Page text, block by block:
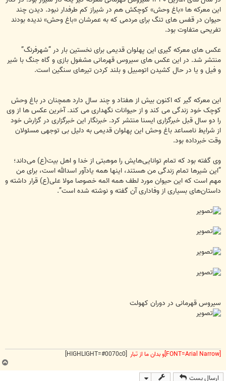
این معرکه ها «باغ وحش» کوچکش هم در شیراز کم طرفدار نبود. دیدن چند
حیوان در قفس های تنگ برای مردمی که به عمرشان «باغ وحش» ندیده بودند
تفریحی متفاوت بود.
عکس های معرکه گیری این پهلوان قدیمی برای نخستین بار در “شهرفرنگ”
منتشر شد. در این عکس های سیروس قهرمانی مشغول بازی و گاه جنگ با شیر
و فیل و یا در حال کشیدن اتومبیل و بلند کردن تیرهای سنگین است.
این معرکه گیر که اکنون بیش از هفتاد و چند سال دارد همچنان در باغ وحش
کوچک خود زندگی می کند و از حیوانات نگهداری می کند. آخرین عکس ها از وی
را دو سال قبل خبرگزاری ایسنا منتشر کرد. خبرنگار این خبرگزاری در گزارش خود
از شرایط نامساعد باغ وحش این پهلوان قدیمی به دلیل بی توجهی مسئولان
وقت خبرداده بود.
وی گفته بود که تمام توانایی‌هایش را موهبتی از خدا و اهل بیت(ع) می‌داند؛
“این شیرها تمام زندگی من هستند، اینها همه یادآور اسدالله است، برای من
مهم است که این حیوان مورد لطف همه ائمه خصوصا مولا علی(ع) قرار داشته و
داستان‌های بسیاری از وفاداری آن گفته و نوشته شده است”.
سیروس قهرمانی در دوران کهولت
[FONT=Arial Narrow]و بدان ما از تبار
[HIGHLIGHT=#0070c0]
ارسال پست